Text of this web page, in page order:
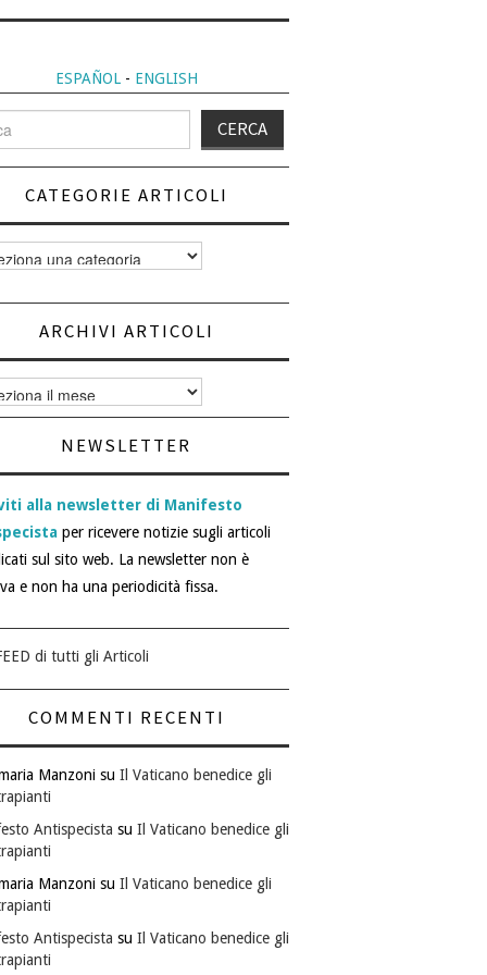
ESPAÑOL- ENGLISH
CATEGORIE ARTICOLI
ARCHIVI ARTICOLI
NEWSLETTER
alla newsletter di Manifesto
per ricevere notizie sugli articoli
sul sito web. La newsletter non è
e non ha una periodicità fissa.
di tutti gli Articoli
COMMENTI RECENTI
Manzoni su Il Vaticano benedice gli
Antispecista su Il Vaticano benedice gli
Manzoni su Il Vaticano benedice gli
Antispecista su Il Vaticano benedice gli